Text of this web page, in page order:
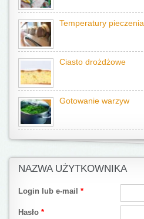
Temperatury pieczenia
Ciasto drożdżowe
Gotowanie warzyw
NAZWA UŻYTKOWNIKA
Login lub e-mail *
Hasło *